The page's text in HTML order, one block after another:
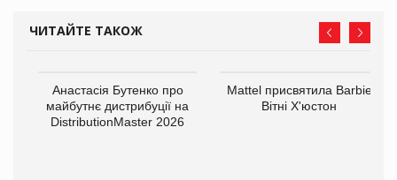
ЧИТАЙТЕ ТАКОЖ
Анастасія Бутенко про
майбутнє дистрибуції на
DistributionMaster 2026
Mattel присвятила Barbie
Вітні Х'юстон